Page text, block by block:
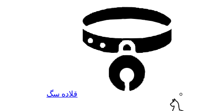
قلاده سگ